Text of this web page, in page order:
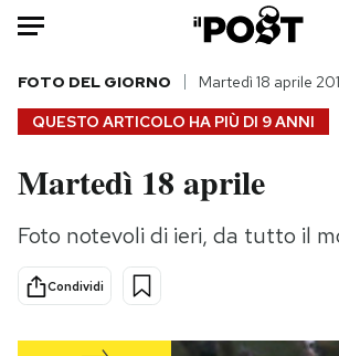
Auto
HOME
Italia
Politica
Tecnologia
Scienza
Media
QUESTO ARTICOLO HA PIÙ DI 9 ANNI
FOTO DEL GIORNO Martedì 18 aprile
Martedì 18 aprile
Foto notevoli di ieri, da tutto il
Condividi